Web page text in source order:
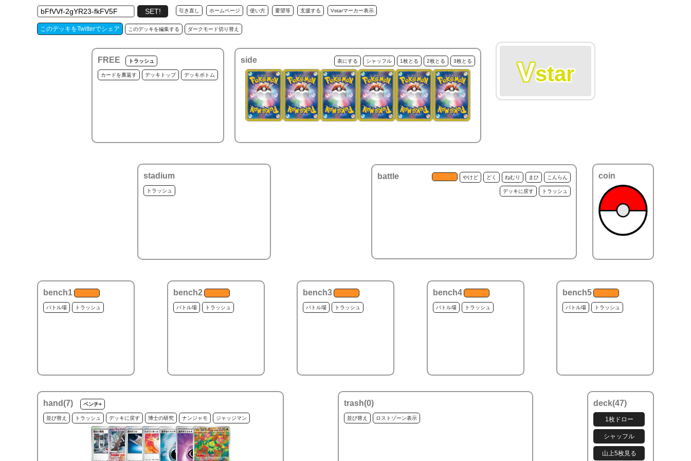
引き直し ホームページ 使い方 要望等 支援する Vstarマーカー表示
このデッキをTwitterでシェア このデッキを編集する ダークモード切り替え
FREE トラッシュ
カードを裏返す デッキトップ デッキボトム
side 表にする シャッフル 1枚とる 2枚とる 3枚とる Vstar
stadium
トラッシュ
battle やけど どく ねむり まひ こんらん
デッキに戻す トラッシュ
coin
bench1
バトル場 トラッシュ
bench2
バトル場 トラッシュ
bench3
バトル場 トラッシュ
bench4
バトル場 トラッシュ
bench5
バトル場 トラッシュ
hand(7) ベンチ+
並び替え トラッシュ デッキに戻す 博士の研究 ナンジャモ ジャッジマン
trash(0)
並び替え ロストゾーン表示
deck(47)